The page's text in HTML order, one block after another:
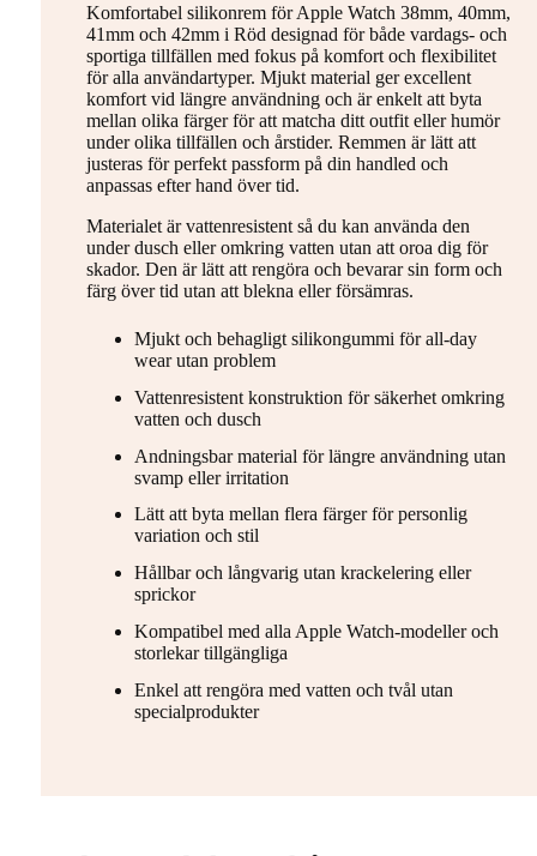
Komfortabel silikonrem för Apple Watch 38mm, 40mm,
41mm och 42mm i Röd designad för både vardags- och
sportiga tillfällen med fokus på komfort och flexibilitet
för alla användartyper. Mjukt material ger excellent
komfort vid längre användning och är enkelt att byta
mellan olika färger för att matcha ditt outfit eller humör
under olika tillfällen och årstider. Remmen är lätt att
justeras för perfekt passform på din handled och
anpassas efter hand över tid.
Materialet är vattenresistent så du kan använda den
under dusch eller omkring vatten utan att oroa dig för
skador. Den är lätt att rengöra och bevarar sin form och
färg över tid utan att blekna eller försämras.
Mjukt och behagligt silikongummi för all-day
wear utan problem
Vattenresistent konstruktion för säkerhet omkring
vatten och dusch
Andningsbar material för längre användning utan
svamp eller irritation
Lätt att byta mellan flera färger för personlig
variation och stil
Hållbar och långvarig utan krackelering eller
sprickor
Kompatibel med alla Apple Watch-modeller och
storlekar tillgängliga
Enkel att rengöra med vatten och tvål utan
specialprodukter